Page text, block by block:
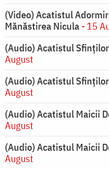
(Video) Acatistul
Mănăstirea Nicula- 15
(Audio) Acatistul
August
(Audio) Acatistul
August
(Audio) Acatistul Maicii
August
(Audio) Acatistul Maicii
August